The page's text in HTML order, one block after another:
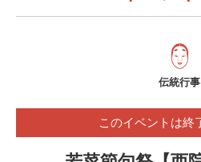
伝統行事
このイベントは終